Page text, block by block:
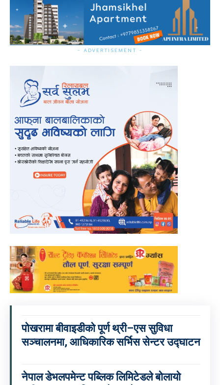
- ADVERTISEMENT -
पोखरामा बीवाइडीको पूर्ण थ्री–एस सुविधा
सञ्चालनमा, आधिकारिक सर्भिस सेन्टर उद्घाटन
नेपाल डेभलपमेन्ट पब्लिक लिमिटेडले बोलायो